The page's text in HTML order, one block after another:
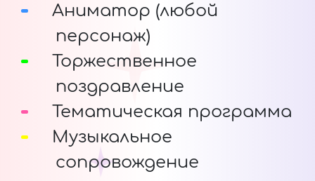
Аниматор (любой
персонаж)
Торжественное
поздравление
Тематическая программа
Музыкальное
сопровождение